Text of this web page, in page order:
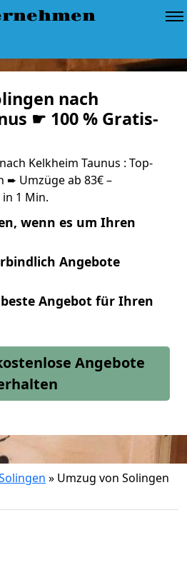
nach
☛ 100 % Gratis-
Kelkheim Taunus : Top-
➨ Umzüge ab 83€ –
1 Min.
wenn es um Ihren
Angebote
beste Angebot für Ihren
Angebote
» Umzug von Solingen